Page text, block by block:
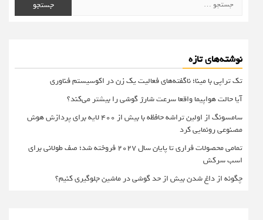
برای:
نوشته‌های تازه
تک تراپی با مینا؛ ناگفته‌های فعالیت یک زن در اکوسیستم فناوری
آیا حالت هواپیما واقعا سرعت شارژ گوشی را بیشتر می‌کند؟
سامسونگ از اولین تراشه حافظه با بیش از ۴۰۰ لایه برای پردازش هوش
مصنوعی رونمایی کرد
تمامی محصولات فراری تا پایان سال ۲۰۲۷ فروخته شد؛ صف طولانی برای
اسب سرکش
چگونه از داغ شدن بیش از حد گوشی در ماشین جلوگیری کنیم؟